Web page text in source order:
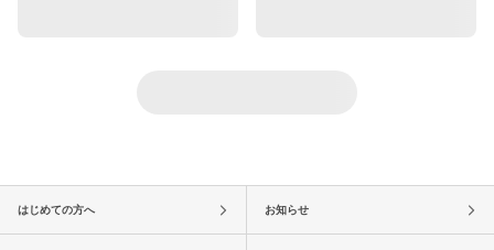
はじめての方へ お知らせ